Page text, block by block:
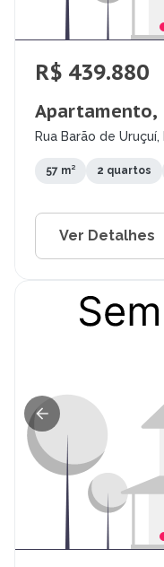
R$ 439.880
Apartamento,
Rua Barão de
57 m² 2 quartos
Ver Detalhes